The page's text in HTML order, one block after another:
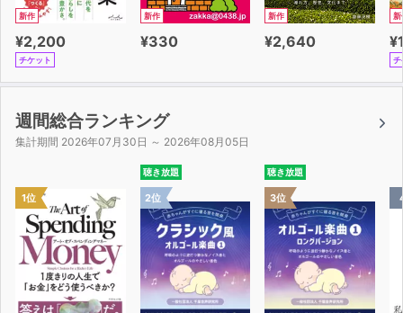
新作
¥2,200
チケット
新作
¥330
新作
¥2,640
新
チ
週間総合ランキング
集計期間 2026年07月30日 ～ 2026年08月05日
1位
聴き放題
2位
聴き放題
3位